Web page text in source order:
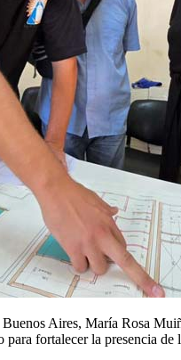
Aires, María Rosa
fortalecer la presencia